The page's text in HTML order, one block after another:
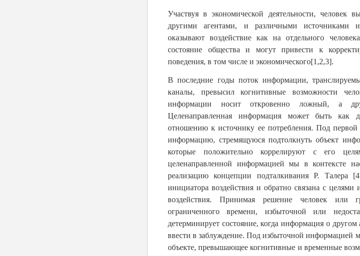
Участвуя в экономической деятельности, человек
другими агентами, и различными источниками
оказывают воздействие как на отдельного
состояние общества и могут привести к
поведения, в том числе и экономического[1,2,3].
В последние годы поток информации,
каналы, превысил когнитивные возможности
информации носит откровенно ложный, а
Целенаправленная информация может быть как
отношению к источнику ее потребления. Под
информацию, стремящуюся подтолкнуть объект
которые положительно коррелируют с его
целенаправленной информацией мы в контексте
реализацию концепции подталкивания Р. Талера
инициатора воздействия и обратно связана с
воздействия. Принимая решение человек или
ограниченного времени, избыточной или
детерминирует состояние, когда информация о
ввести в заблуждение. Под избыточной информацией
объекте, превышающее когнитивные и временные